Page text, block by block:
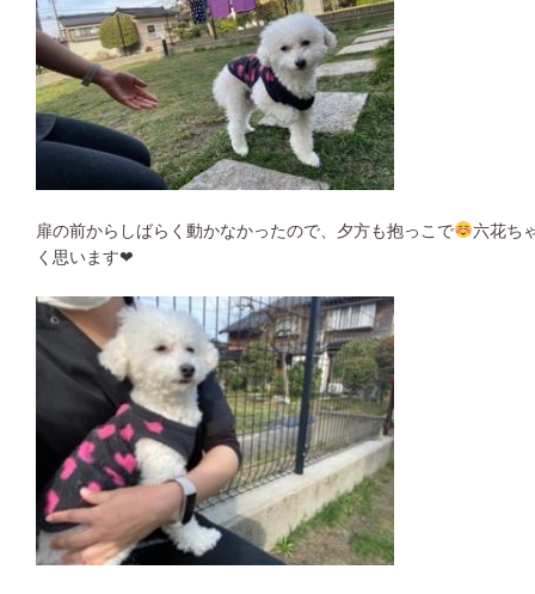
扉の前からしばらく動かなかったので、夕方も抱っこで
六花ち
く思います❤︎